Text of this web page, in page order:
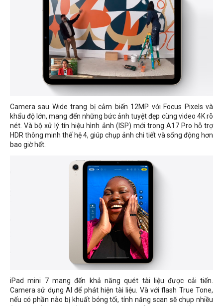
Camera sau Wide trang bị cảm biến 12MP với Focus Pixels và
khẩu độ lớn, mang đến những bức ảnh tuyệt đẹp cùng video 4K rõ
nét. Và bộ xử lý tín hiệu hình ảnh (ISP) mới trong A17 Pro hỗ trợ
HDR thông minh thế hệ 4, giúp chụp ảnh chi tiết và sống động hơn
bao giờ hết.
iPad mini 7 mang đến khả năng quét tài liệu được cải tiến.
Camera sử dụng AI để phát hiện tài liệu. Và với flash True Tone,
nếu có phần nào bị khuất bóng tối, tính năng scan sẽ chụp nhiều